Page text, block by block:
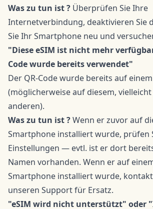
Was zu tun ist ? Überprüfen Sie Ihre
Internetverbindung, deaktivieren Sie
Sie Ihr Smartphone neu und
"Diese eSIM ist nicht mehr
Code wurde bereits verwendet"
Der QR-Code wurde bereits auf
(möglicherweise auf diesem,
anderen).
Was zu tun ist ?Wenn er zuvor auf
Smartphone installiert wurde, prüfen
Einstellungen — evtl. ist er dort
Namen vorhanden. Wenn er auf
Smartphone installiert wurde,
unseren Support für Ersatz.
"eSIM wird nicht unterstützt" oder